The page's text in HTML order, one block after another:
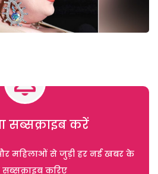
सब्सक्राइब करें
महिलाओं से जुड़ी हर नई खबर के
करिए